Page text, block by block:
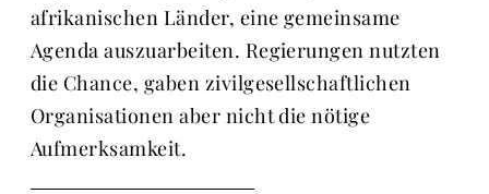
afrikanischen Länder, eine gemeinsame
Agenda auszuarbeiten. Regierungen nutzten
die Chance, gaben zivilgesellschaftlichen
Organisationen aber nicht die nötige
Aufmerksamkeit.